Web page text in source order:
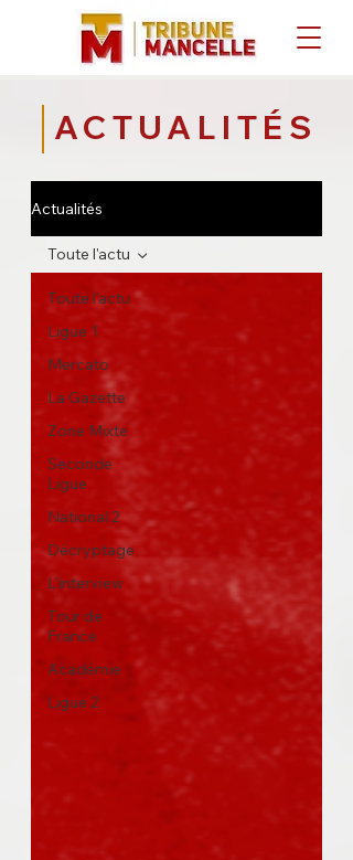
ACTUALITÉS
Actualités
Toute l'actu
Ligue 1
Mercato
La Gazette
Zone Mixte
Seconde
Ligue
National 2
Décryptage
L'interview
Tour de
France
Académie
Ligue 2
Toute l'actu